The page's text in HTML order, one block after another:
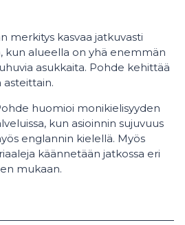
merkitys kasvaa jatkuvasti
kun alueella on yhä enemmän
asukkaita. Pohde kehittää
asteittain.
huomioi monikielisyyden
kun asioinnin sujuvuus
englannin kielellä. Myös
käännetään jatkossa eri
mukaan.